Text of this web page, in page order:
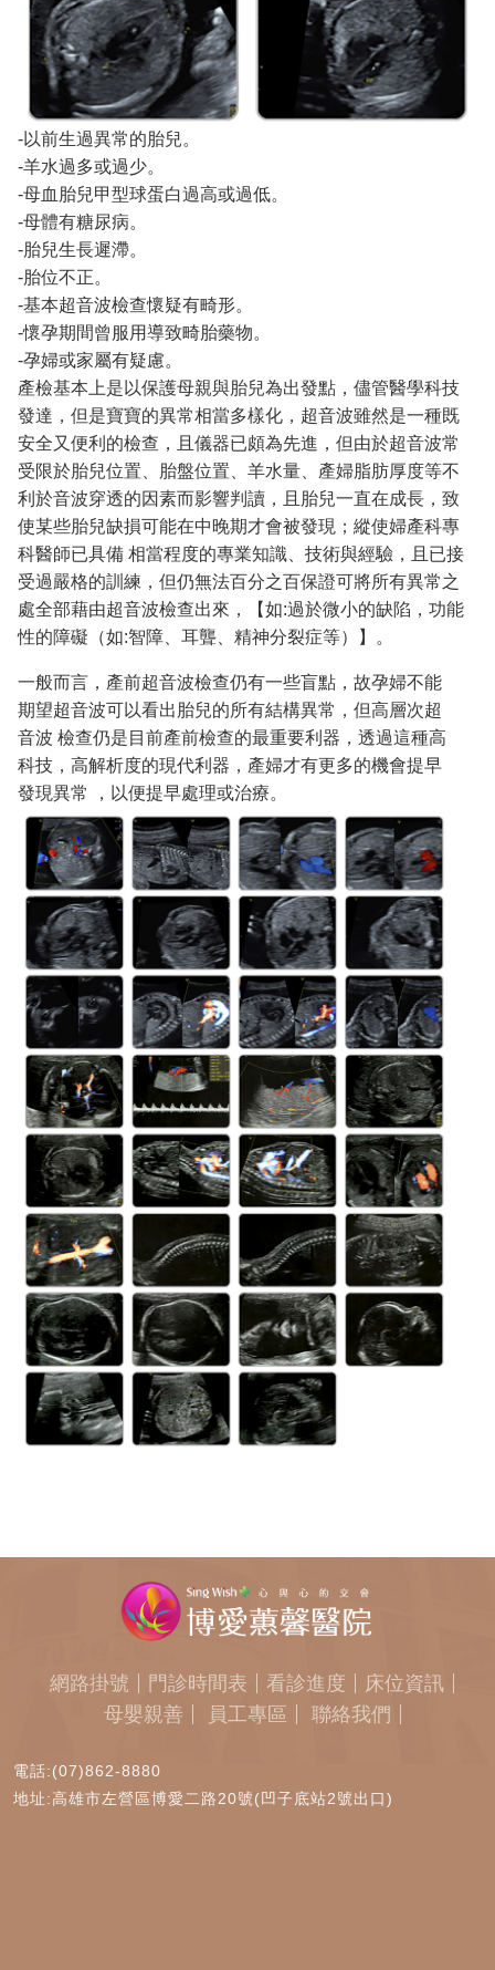
-以前生過異常的胎兒。
-羊水過多或過少。
-母血胎兒甲型球蛋白過高或過低。
-母體有糖尿病。
-胎兒生長遲滯。
-胎位不正。
-基本超音波檢查懷疑有畸形。
-懷孕期間曾服用導致畸胎藥物。
-孕婦或家屬有疑慮。
產檢基本上是以保護母親與胎兒為出發點，儘管醫學科技
發達，但是寶寶的異常相當多樣化，超音波雖然是一種既
安全又便利的檢查，且儀器已頗為先進，但由於超音波常
受限於胎兒位置、胎盤位置、羊水量、產婦脂肪厚度等不
利於音波穿透的因素而影響判讀，且胎兒一直在成長，致
使某些胎兒缺損可能在中晚期才會被發現；縱使婦產科專
科醫師已具備 相當程度的專業知識、技術與經驗，且已接
受過嚴格的訓練，但仍無法百分之百保證可將所有異常之
處全部藉由超音波檢查出來，【如:過於微小的缺陷，功能
性的障礙（如:智障、耳聾、精神分裂症等）】。
一般而言，產前超音波檢查仍有一些盲點，故孕婦不能
期望超音波可以看出胎兒的所有結構異常，但高層次超
音波 檢查仍是目前產前檢查的最重要利器，透過這種高
科技，高解析度的現代利器，產婦才有更多的機會提早
發現異常 ，以便提早處理或治療。
網路掛號 門診時間表 看診進度
床位資訊
母嬰親善
員工專區 聯絡我們
電話:(07)862-8880
地址:高雄市左營區博愛二路20號(凹子底站2號出口)